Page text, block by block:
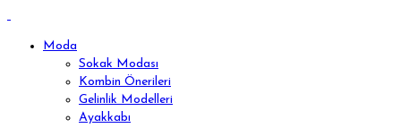
Moda
Sokak Modası
Kombin Önerileri
Gelinlik Modelleri
Ayakkabı